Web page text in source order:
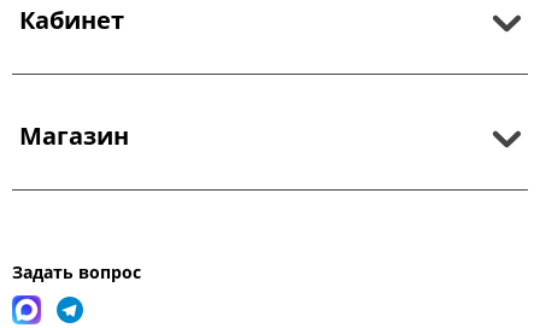
Кабинет
Магазин
Задать вопрос